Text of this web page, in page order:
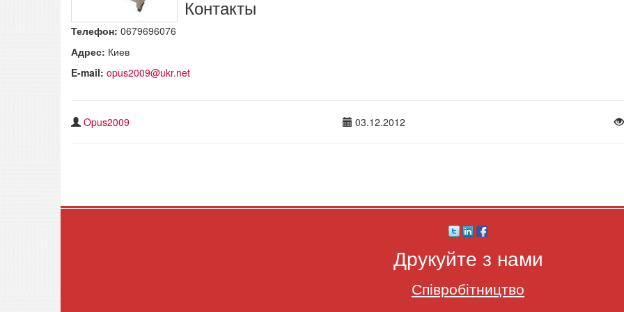
Контакты
Телефон: 0679696076
Адрес: Киев
E-mail: opus2009@ukr.net
Opus2009 03.12.2012
Друкуйте з нами
Співробітництво